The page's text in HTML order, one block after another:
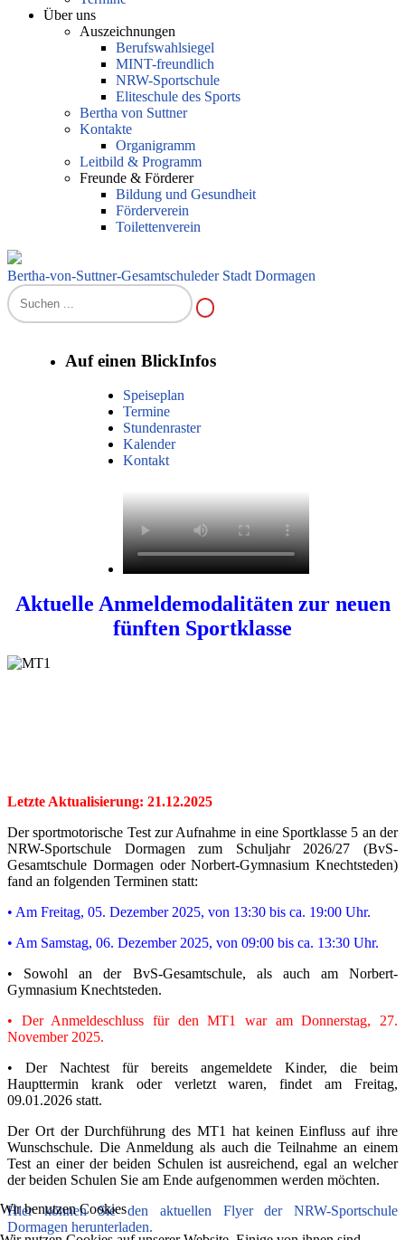
Über uns
Auszeichnungen
Berufswahlsiegel
MINT-freundlich
NRW-Sportschule
Eliteschule des Sports
Bertha von Suttner
Kontakte
Organigramm
Leitbild & Programm
Freunde & Förderer
Bildung und Gesundheit
Förderverein
Toilettenverein
Bertha-von-Suttner-Gesamtschuleder Stadt Dormagen
Auf einen BlickInfos
Speiseplan
Termine
Stundenraster
Kalender
Kontakt
Aktuelle Anmeldemodalitäten zur neuen
fünften Sportklasse
Letzte Aktualisierung: 21.12.2025
Der sportmotorische Test zur Aufnahme in eine Sportklasse 5 an der
NRW-Sportschule Dormagen zum Schuljahr 2026/27 (BvS-
Gesamtschule Dormagen oder Norbert-Gymnasium Knechtsteden)
fand an folgenden Terminen statt:
• Am Freitag, 05. Dezember 2025, von 13:30 bis ca. 19:00 Uhr.
• Am Samstag, 06. Dezember 2025, von 09:00 bis ca. 13:30 Uhr.
• Sowohl an der BvS-Gesamtschule, als auch am Norbert-
Gymnasium Knechtsteden.
• Der Anmeldeschluss für den MT1 war am Donnerstag, 27.
November 2025.
• Der Nachtest für bereits angemeldete Kinder, die beim
Haupttermin krank oder verletzt waren, findet am Freitag,
09.01.2026 statt.
Der Ort der Durchführung des MT1 hat keinen Einfluss auf ihre
Wunschschule. Die Anmeldung als auch die Teilnahme an einem
Test an einer der beiden Schulen ist ausreichend, egal an welcher
der beiden Schulen Sie am Ende aufgenommen werden möchten.
Hier können Sie den aktuellen Flyer der NRW-Sportschule
Dormagen herunterladen.
Wir benutzen Cookies